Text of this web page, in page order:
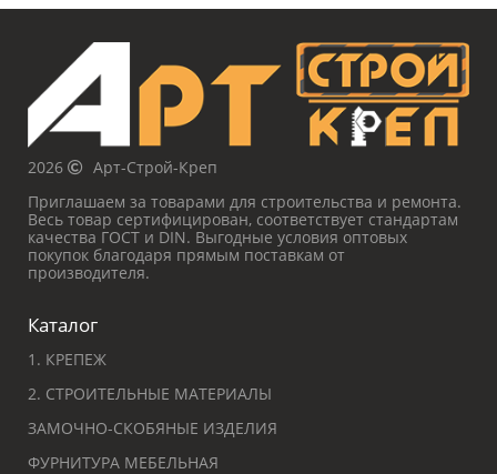
2026
Арт-Строй-Креп
Приглашаем за товарами для строительства и ремонта.
Весь товар сертифицирован, соответствует стандартам
качества ГОСТ и DIN. Выгодные условия оптовых
покупок благодаря прямым поставкам от
производителя.
Каталог
1. КРЕПЕЖ
2. СТРОИТЕЛЬНЫЕ МАТЕРИАЛЫ
ЗАМОЧНО-СКОБЯНЫЕ ИЗДЕЛИЯ
ФУРНИТУРА МЕБЕЛЬНАЯ